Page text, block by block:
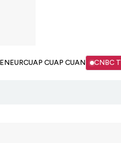
CUAP CUAP CUAN CNBC